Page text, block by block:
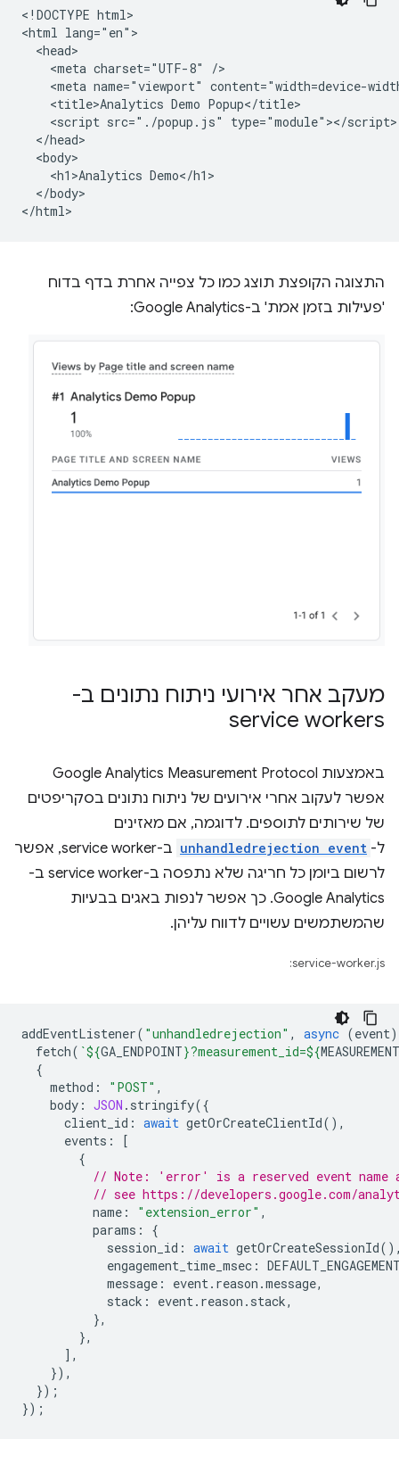
<!DOCTYPE html>
<html lang="en">
  <head>
    <meta charset="UTF-8" />
<meta name="viewport" content="width=device-
    <title>Analytics Demo Popup</title>
    <script src="./popup.js" type="module"></script>
  </head>
  <body>
    <h1>Analytics Demo</h1>
  </body>
התצוגה הקופצת תוצג כמו כל צפייה אחרת בדף בדוח
'פעילות בזמן אמת' ב-Google Analytics:
מעקב אחר אירועי ניתוח נתונים ב-
service workers
באמצעות Google Analytics Measurement Protocol
אפשר לעקוב אחרי אירועים של ניתוח נתונים בסקריפטים
של שירותים לתוספים. לדוגמה, אם מאזינים
ל- unhandledrejection event
ב-service worker, אפשר
לרשום ביומן כל חריגה שלא נתפסה ב-service worker ב-
Google Analytics. כך אפשר לנפות באגים בבעיות
שהמשתמשים עשויים לדווח עליהן.
service-worker.js:
addEventListener( "unhandledrejection" , async (event)
fetch( `${GA_ENDPOINT}?measurement_id=${
{
method : "POST" ,
body : JSON . stringify({
client_id : await getOrCreateClientId(),
events :
[
{
// Note: 'error' is a reserved event name
// see https://developers.google.com/
name : "extension_error" ,
params :
{
session_id : await getOrCreateSessionId
engagement_time_msec :
message : event. reason .message,
stack : event. reason . stack,
},
},
],
}),
});
});